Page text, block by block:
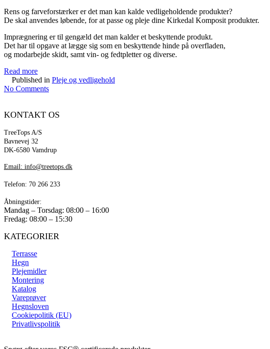
Rens og farveforstærker er det man kan kalde vedligeholdende produkter?
De skal anvendes løbende, for at passe og pleje dine Kirkedal Komposit produkter.
Imprægnering er til gengæld det man kalder et beskyttende produkt.
Det har til opgave at lægge sig som en beskyttende hinde på overfladen,
og modarbejde skidt, samt vin- og fedtpletter og diverse.
Read more
Published in Pleje og vedligehold
No Comments
KONTAKT OS
TreeTops A/S
Bavnevej 32
DK-6580 Vamdrup
Email: info@treetops.dk
Telefon: 70 266 233
Åbningstider:
Mandag – Torsdag: 08:00 – 16:00
Fredag: 08:00 – 15:30
KATEGORIER
Terrasse
Hegn
Plejemidler
Montering
Katalog
Vareprøver
Hegnsloven
Cookiepolitik (EU)
Privatlivspolitik